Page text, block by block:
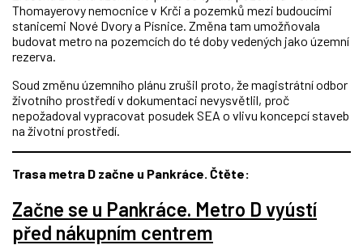
Thomayerovy nemocnice v Krči a pozemků mezi budoucími
stanicemi Nové Dvory a Písnice. Změna tam umožňovala
budovat metro na pozemcích do té doby vedených jako územní
rezerva.
Soud změnu územního plánu zrušil proto, že magistrátní odbor
životního prostředí v dokumentaci nevysvětlil, proč
nepožadoval vypracovat posudek SEA o vlivu koncepcí staveb
na životní prostředí.
Trasa metra D začne u Pankráce. Čtěte:
Začne se u Pankráce. Metro D vyústí
před nákupním centrem